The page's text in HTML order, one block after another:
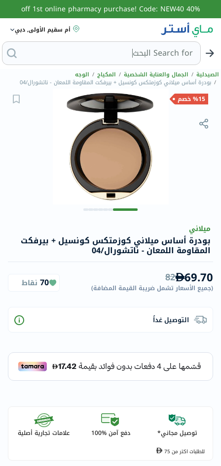
40% off 1st online pharmacy purchase! Code: NEW40
أم سقيم الأولى, دبي
Search for البحث عن مزيل عرق
الصيدلية / الجمال والعناية الشخصية / المكياج / الوجه
/ بودرة أساس ميلاني كوزمتكس كونسيل + بيرفكت المقاومة اللمعان - ناتشورال/04
%15 خصم
ميلاني
بودرة أساس ميلاني كوزمتكس كونسيل + بيرفكت
المقاومة اللمعان - ناتشورال/04
69.70
82
(جميع الأسعار تشمل ضريبة القيمة المضافة)
70 نقاط
التوصيل غداً
توصيل مجاني* دفع آمن %100 علامات تجارية أصلية
للطلبات اكتر من75